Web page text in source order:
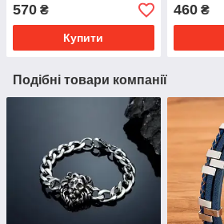
570 ₴
Купити
460₴
Подібні товари компанії